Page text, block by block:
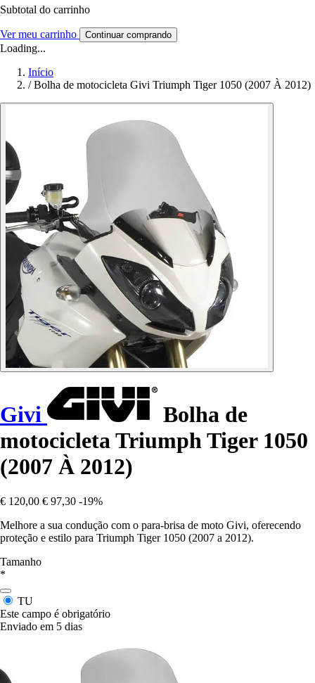
Subtotal do carrinho
Ver meu carrinho Continuar comprando
Loading...
Início
/ Bolha de motocicleta Givi Triumph Tiger 1050 (2007 À 2012)
Givi
Bolha de
motocicleta Triumph Tiger 1050
(2007 À 2012)
€ 120,00 € 97,30 -19%
Melhore a sua condução com o para-brisa de moto Givi, oferecendo
proteção e estilo para Triumph Tiger 1050 (2007 a 2012).
Tamanho
*
TU
Este campo é obrigatório
Enviado em 5 dias